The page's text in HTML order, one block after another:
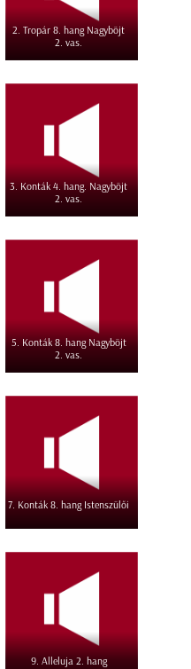
2. Tropár 8. hang Nagyböjt
2. vas.
3. Konták 4. hang. Nagyböjt
2. vas.
5. Konták 8. hang Nagyböjt
2. vas.
7. Konták 8. hang Istenszülői
9. Alleluja 2. hang